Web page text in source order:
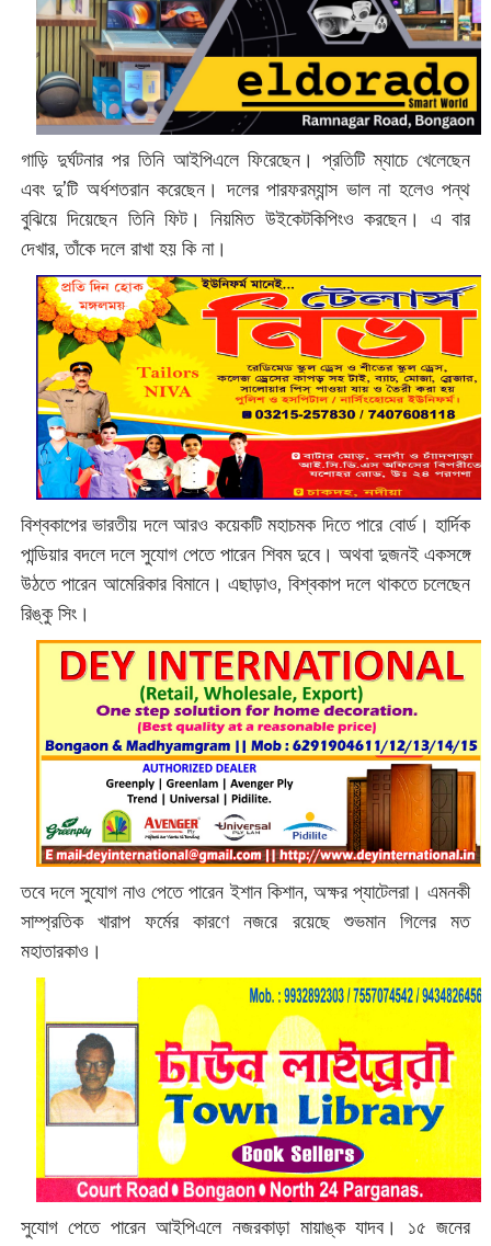
গাড়ি দুর্ঘটনার পর তিনি আইপিএলে ফিরেছেন। প্রতিটি ম্যাচে খেলেছেন
এবং দু’টি অর্ধশতরান করেছেন। দলের পারফরম্যান্স ভাল না হলেও পন্থ
বুঝিয়ে দিয়েছেন তিনি ফিট। নিয়মিত উইকেটকিপিংও করছেন। এ বার
দেখার, তাঁকে দলে রাখা হয় কি না।
বিশ্বকাপের ভারতীয় দলে আরও কয়েকটি মহাচমক দিতে পারে বোর্ড। হার্দিক
পান্ডিয়ার বদলে দলে সুযোগ পেতে পারেন শিবম দুবে। অথবা দুজনই একসঙ্গে
উঠতে পারেন আমেরিকার বিমানে। এছাড়াও, বিশ্বকাপ দলে থাকতে চলেছেন
রিঙ্কু সিং।
তবে দলে সুযোগ নাও পেতে পারেন ইশান কিশান, অক্ষর প্যাটেলরা। এমনকী
সাম্প্রতিক খারাপ ফর্মের কারণে নজরে রয়েছে শুভমান গিলের মত
মহাতারকাও।
সুযোগ পেতে পারেন আইপিএলে নজরকাড়া মায়াঙ্ক যাদব। ১৫ জনের